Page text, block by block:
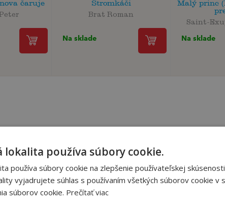
čaruje Stromkáči
Brat Roman
Na sklade
Malý princ
Saint-
Na sklade
Vyniká divokou krásou krajiny aj ušľachtilými plemenami
kone zrodili... Ešte pred tromi rokmi by pätnásťročná Lisa
sen. Po tragickej nehode, pri ktorej prišla o mamu, sa
Lenže Jorvik má s Lisou iné plány. V jej živote sa zrazu
pozná zo svojich snov, aj nové priateľky Alex, Linda a Anna.
že sú súčasťou pradávneho proroctva: ako Jazdkyne
ktoré chcú pohltiť celý svet. Dokážu však ovládnuť svoju moc
lokalita používa súbory cookie.
používa súbory cookie na zlepšenie používateľskej
vyjadrujete súhlas s používaním všetkých súborov cookie v
súborov cookie. Prečítať viac